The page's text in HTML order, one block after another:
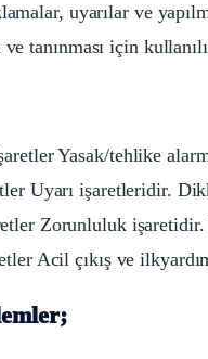
uyarılar ve
tanınması için
Yasak/tehlike
Uyarı işaretleridir.
Zorunluluk
Acil çıkış ve